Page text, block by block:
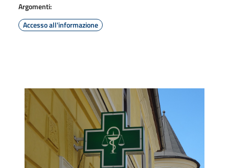
Argomenti:
Accesso all'informazione